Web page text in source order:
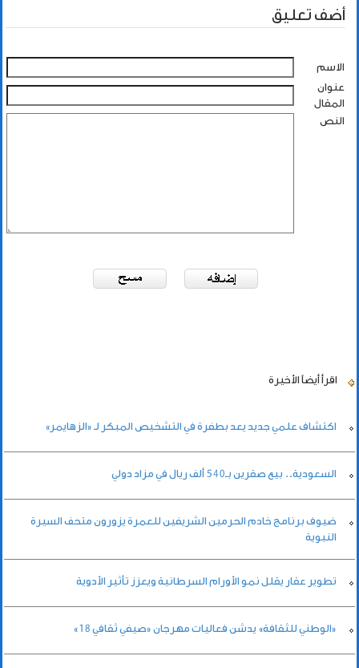
أضف تعليق
الاسم
عنوان
المقال
النص
اقرأ أيضاً الأخيرة
اكتشاف علمي جديد يعد بطفرة في التشخيص المبكر لـ «الزهايمر»
السعودية.. بيع صقرين بـ540 ألف ريال في مزاد دولي
ضيوف برنامج خادم الحرمين الشريفين للعمرة يزورون متحف السيرة
النبوية
تطوير عقار يقلل نمو الأورام السرطانية ويعزز تأثير الأدوية
«الوطني للثقافة» يدشن فعاليات مهرجان «صيفي ثقافي 18»